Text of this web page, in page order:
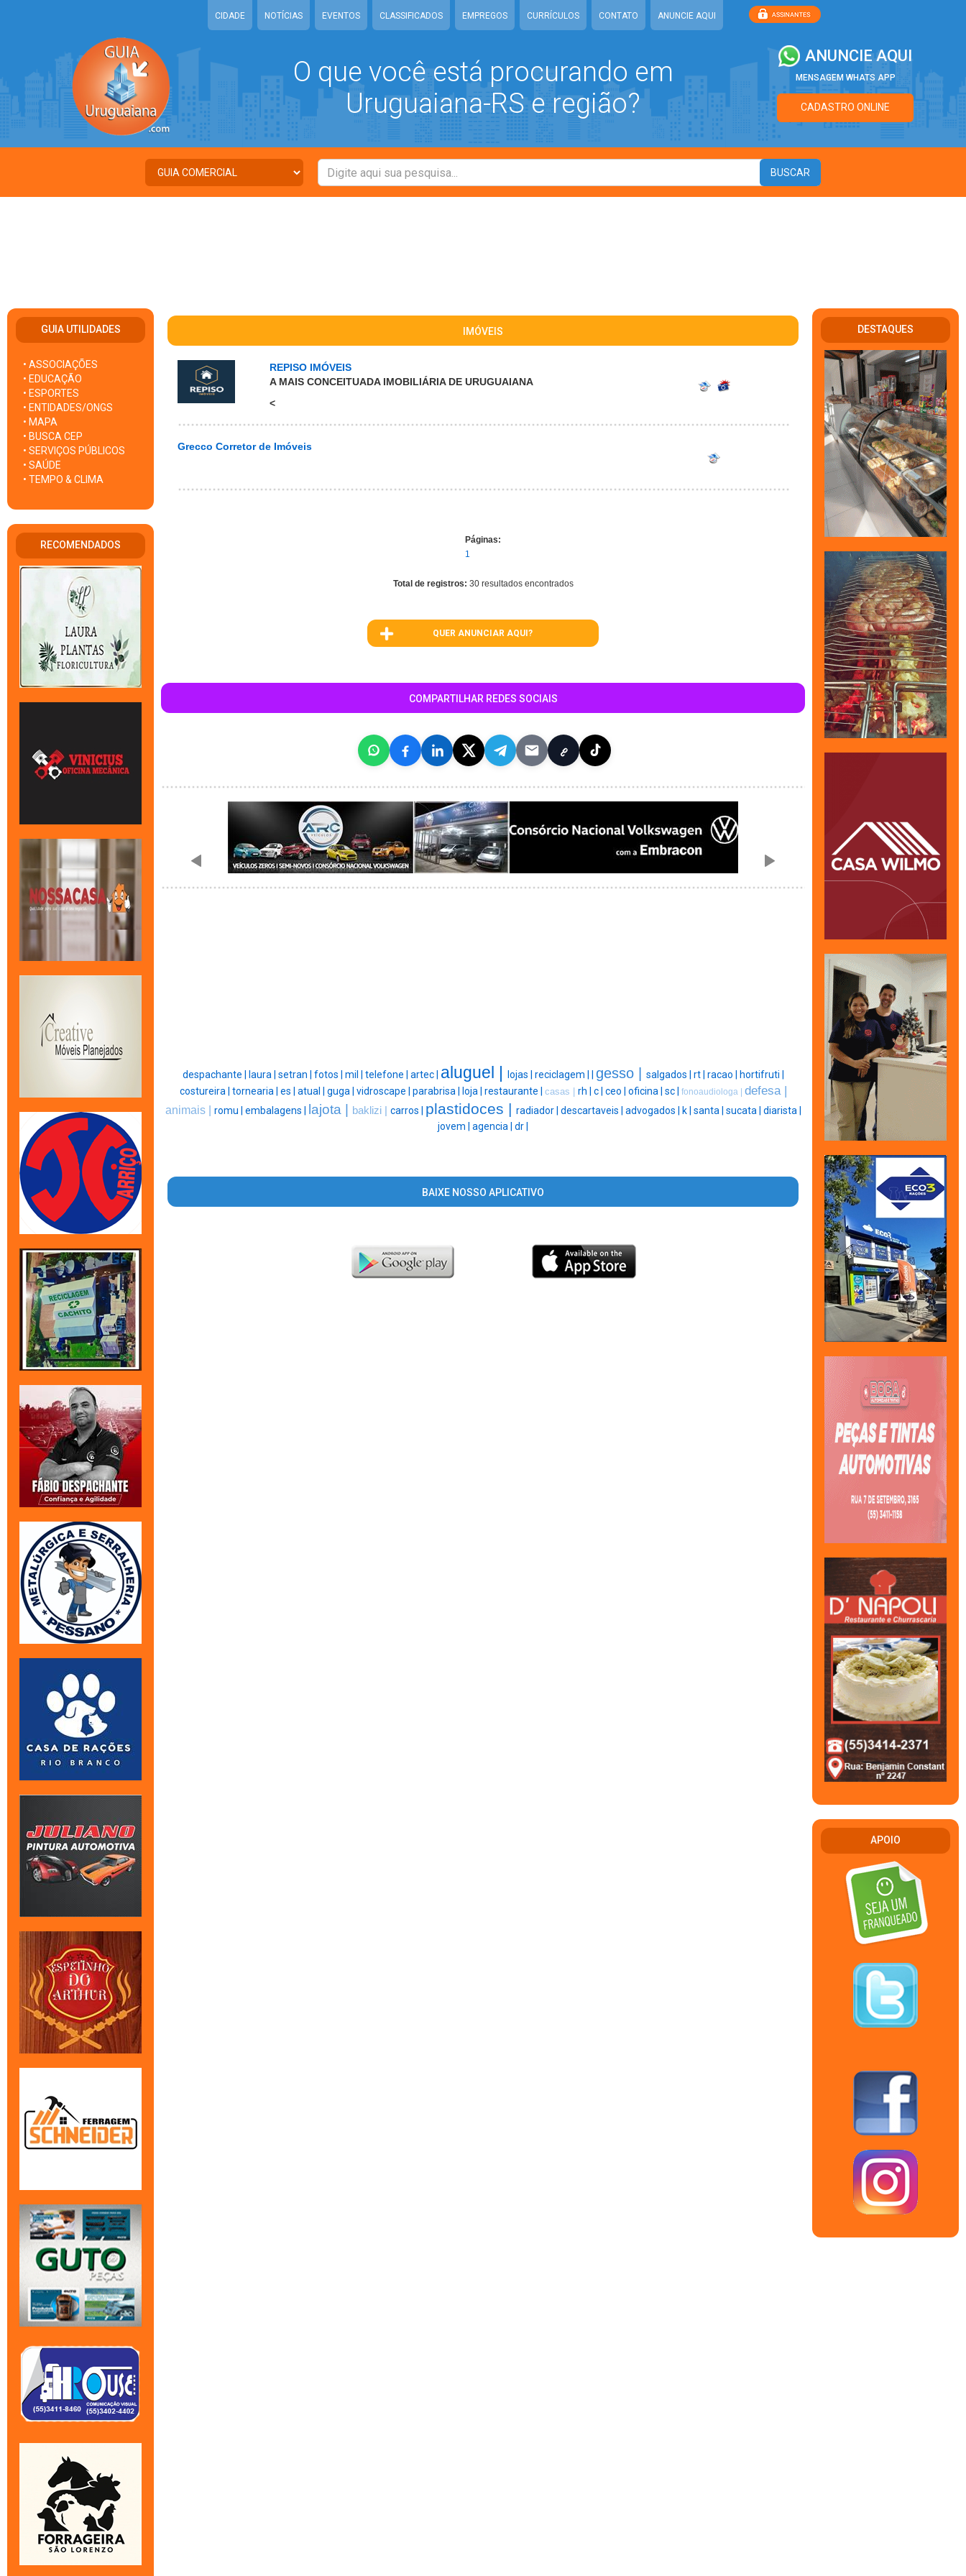
CIDADE NOTÍCIAS EVENTOS CLASSIFICADOS EMPREGOS CURRÍCULOS CONTATO ANUNCIE AQUI
O que você está procurando em
Uruguaiana-RS e região?
ANUNCIE AQUI
MENSAGEM WHATS APP
CADASTRO ONLINE
GUIA UTILIDADES
• ASSOCIAÇÕES
• EDUCAÇÃO
• ESPORTES
• ENTIDADES/ONGS
• MAPA
• BUSCA CEP
• SERVIÇOS PÚBLICOS
• SAÚDE
• TEMPO & CLIMA
RECOMENDADOS
IMÓVEIS
REPISO IMÓVEIS
A MAIS CONCEITUADA IMOBILIÁRIA DE URUGUAIANA
<
Grecco Corretor de Imóveis
Páginas:
1
Total de registros: 30 resultados encontrados
QUER ANUNCIAR AQUI?
COMPARTILHAR REDES SOCIAIS
despachante | laura | setran | fotos | mil | telefone | artec | aluguel | lojas | reciclagem | gesso | salgados | rt | racao |
hortifruti |
costureira | tornearia | es | atual | guga | vidroscape | parabrisa | loja | restaurante | casas | rh | c | ceo | oficina | sc | fonoaudiologa | defesa |
animais | romu | embalagens | lajota | baklizi | carros | plastidoces | radiador | descartaveis | advogados | k | santa | sucata | diarista |
jovem | agencia | dr |
BAIXE NOSSO APLICATIVO
DESTAQUES
APOIO